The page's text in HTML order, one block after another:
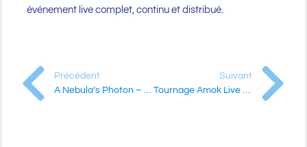
événement live complet, continu et distribué.
Précédent
A Nebula’s Photon – Rec’Horde Live Session #1
Suivant
Tournage Amok Live Test